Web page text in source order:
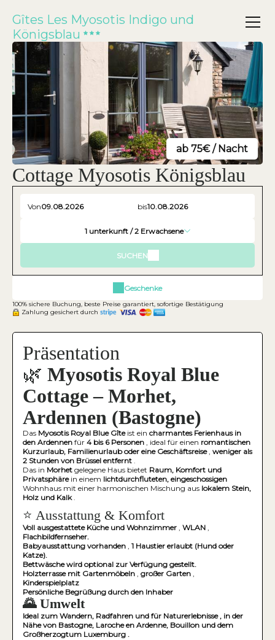
Gîtes Les Myosotis Indigo und
Königsblau
ab 75€ / Nacht
Cottage Myosotis Königsblau
Von bis
1 unterkunft /2 Erwachsene
SUCHEN
Geschenke
100% sichere Buchung, beste Preise garantiert, sofortige Bestätigung
Zahlung gesichert durch
Präsentation
🌿 Myosotis Royal Blue
Cottage – Morhet,
Ardennen (Bastogne)
Das Myosotis Royal Blue Gîteist ein charmantes Ferienhaus in
den Ardennen für 4 bis 6 Personen , ideal für einen romantischen
Kurzurlaub, Familienurlaub oder eine Geschäftsreise, weniger als
2 Stunden von Brüssel entfernt .
Das in Morhet gelegene Haus bietet Raum, Komfort und
Privatsphärein einem lichtdurchfluteten, eingeschossigen
Wohnhaus mit einer harmonischen Mischung aus lokalem Stein,
Holz und Kalk.
⭐ Ausstattung & Komfort
Voll ausgestattete Küche und Wohnzimmer , WLAN ,
Flachbildfernseher.
Babyausstattung vorhanden , 1 Haustier erlaubt (Hund oder
Katze).
Bettwäsche wird optional zur Verfügung gestellt.
Holzterrasse mit Gartenmöbeln , großer Garten ,
Kinderspielplatz
Persönliche Begrüßung durch den Inhaber
🌄 Umwelt
Ideal zum Wandern, Radfahren und für Naturerlebnisse , in der
Nähe von Bastogne, Laroche en Ardenne, Bouillon und dem
Großherzogtum Luxemburg .